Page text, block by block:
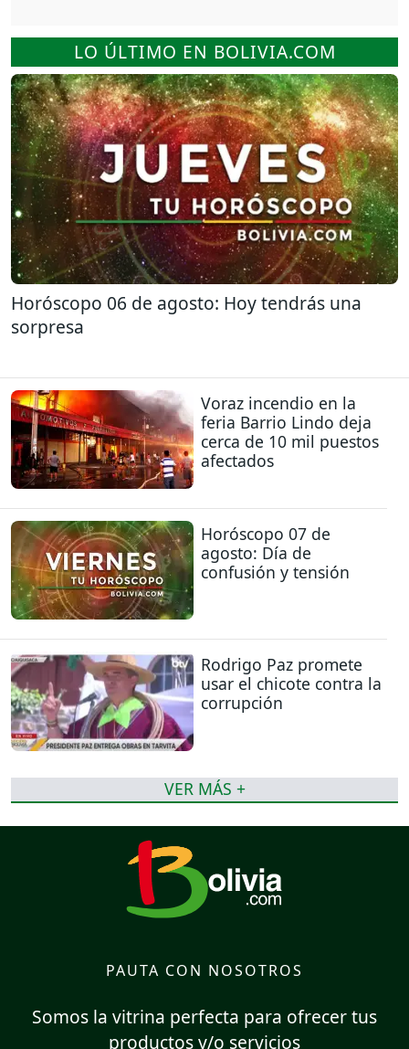
LO ÚLTIMO EN BOLIVIA.COM
Horóscopo 06 de agosto: Hoy tendrás una
sorpresa
Voraz incendio en la
feria Barrio Lindo deja
cerca de 10 mil puestos
afectados
Horóscopo 07 de
agosto: Día de
confusión y tensión
Rodrigo Paz promete
usar el chicote contra la
corrupción
VER MÁS +
PAUTA CON NOSOTROS
Somos la vitrina perfecta para ofrecer tus
productos y/o servicios